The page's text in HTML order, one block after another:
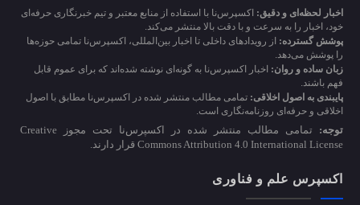
اخبار لحظه‌ای و دقیق: اکسپرس‌نا با استفاده از منابع معتبر و تیم خبرنگاری حرفه‌ای
خود، اخبار را به سرعت و با دقت بالا منتشر می‌کند.
پوشش گسترده: از رویدادهای داخلی تا اخبار بین‌المللی، اکسپرس‌نا تمامی حوزه‌ها
را پوشش می‌دهد.
زبان ساده و روان: اخبار اکسپرس‌نا به گونه‌ای نوشته شده‌اند که برای عموم قابل
فهم باشند.
پایبندی به اصول اخلاقی: تمامی مطالب منتشر شده در اکسپرس‌نا مطابق با اصول
اخلاقی و حرفه‌ای روزنامه‌نگاری است.
توجه:
تمامی مطالب منتشر شده در اکسپرس‌نا تحت مجوز Creative
Commons Attribution 4.0 International License قرار دارند.
اکسپرس علم و فناوری